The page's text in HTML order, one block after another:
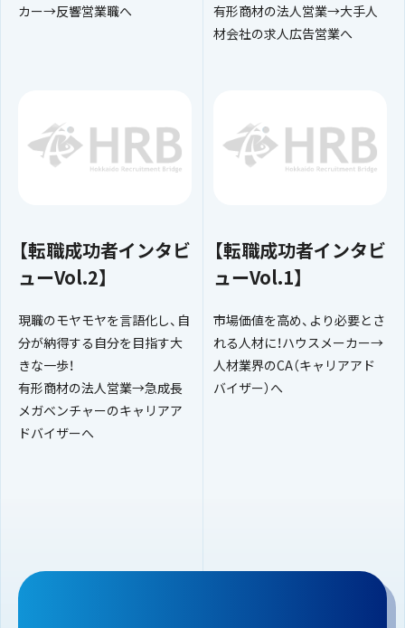
カー→反響営業職へ
有形商材の法人営業→大手人
材会社の求人広告営業へ
【転職成功者インタビ
ューVol.2】
現職のモヤモヤを言語化し、自
分が納得する自分を目指す大
きな一歩！
有形商材の法人営業→急成長
メガベンチャーのキャリアア
ドバイザーへ
【転職成功者インタビ
ューVol.1】
市場価値を高め、より必要とさ
れる人材に！ハウスメーカー→
人材業界のCA（キャリアアド
バイザー）へ